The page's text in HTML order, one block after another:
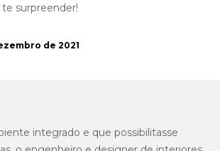
surpreender!
de 2021
integrado e que possibilitasse